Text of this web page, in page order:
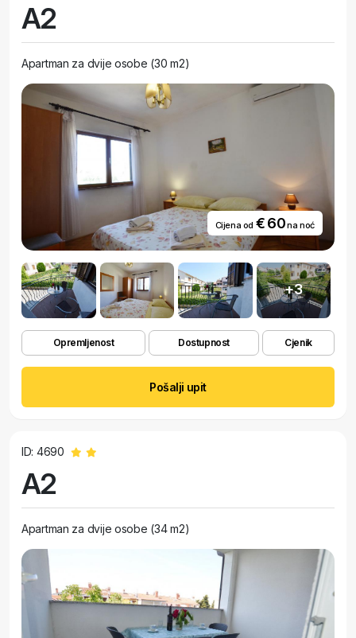
A2
Apartman za dvije osobe (30 m2)
Cijena od € 60na noć
+3
Opremljenost Dostupnost Cjenik
Pošalji upit
ID: 4690
A2
Apartman za dvije osobe (34 m2)